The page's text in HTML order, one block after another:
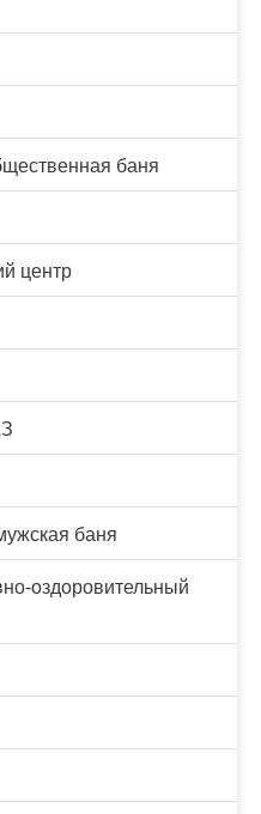
баня
центр
баня
оздоровительный